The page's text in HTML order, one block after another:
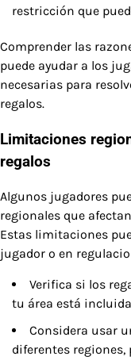
restricción que
Comprender las
puede ayudar a los
necesarias para
regalos.
Limitaciones
regalos
Algunos jugadores
regionales que
Estas limitaciones
jugador o en
Verifica si los
tu área está
Considera usar
diferentes